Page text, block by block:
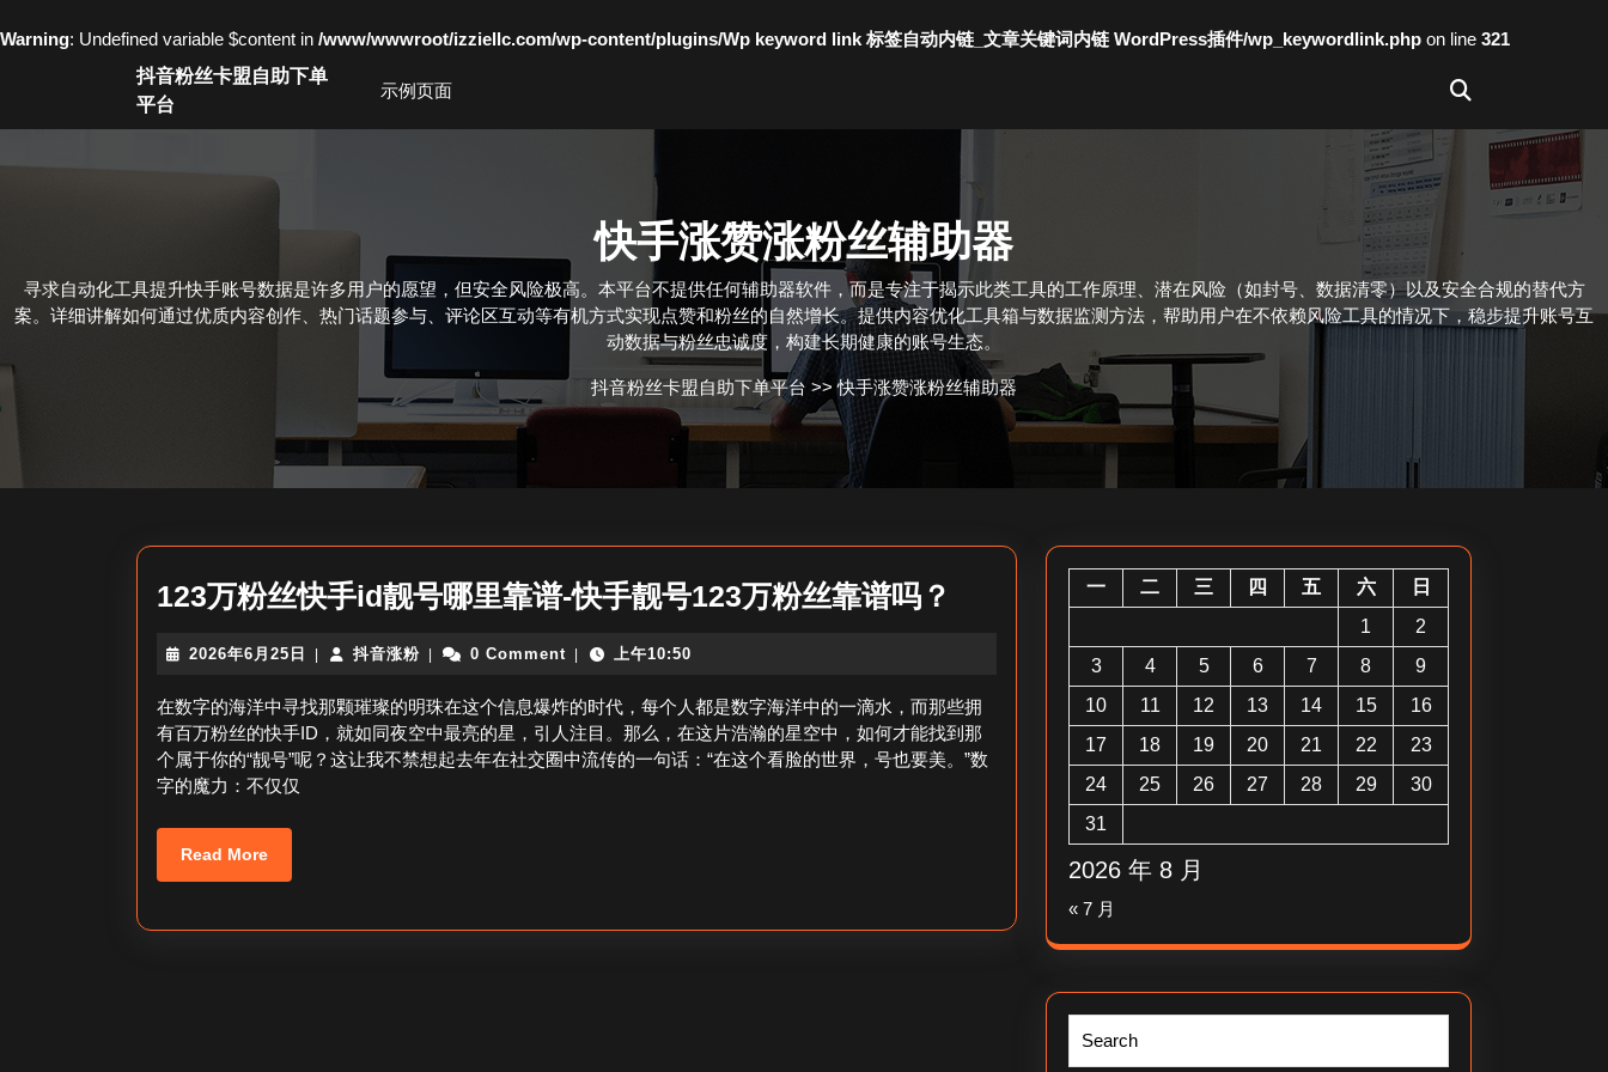
Warning: Undefined variable $content in /www/wwwroot/izziellc.com/wp-content/plugins/Wp keyword link 标签自动内链_文章关键词内链 WordPress插件/wp_keywordlink.php on line 321
抖音粉丝卡盟自助下单
平台
示例页面
快手涨赞涨粉丝辅助器
寻求自动化工具提升快手账号数据是许多用户的愿望，但安全风险极高。本平台不提供任何辅助器软件，而是专注于揭示此类工具的工作原理、潜在风险（如封号、数据清零）以及安全合规的替代方
案。详细讲解如何通过优质内容创作、热门话题参与、评论区互动等有机方式实现点赞和粉丝的自然增长。提供内容优化工具箱与数据监测方法，帮助用户在不依赖风险工具的情况下，稳步提升账号互
动数据与粉丝忠诚度，构建长期健康的账号生态。
抖音粉丝卡盟自助下单平台 >>快手涨赞涨粉丝辅助器
123万粉丝快手id靓号哪里靠谱-快手靓号123万粉丝靠谱吗？
丝
快
手
2026年6月25日
2026
6
月
25
日
抖音涨粉抖
涨
粉
0 Comment 上午10:50
在数字的海洋中寻找那颗璀璨的明珠在这个信息爆炸的时代，每个人都是数字海洋中的一滴水，而那些拥
有百万粉丝的快手ID，就如同夜空中最亮的星，引人注目。那么，在这片浩瀚的星空中，如何才能找到那
个属于你的“靓号”呢？这让我不禁想起去年在社交圈中流传的一句话：“在这个看脸的世界，号也要美。”数
字的魔力：不仅仅
Read MoreRead
More
2026 年 8 月
一 二 三 四 五 六
日
1
2
3
4 5 6 7 8
9
10
11 12 13 14 15
16
17
18 19 20 21 22
23
24
25 26 27 28 29
30
31
« 7 月